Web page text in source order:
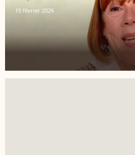
15 février 2026